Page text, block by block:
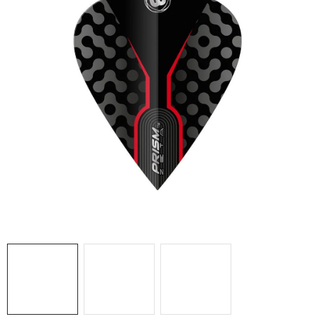
PRÍSLUŠENSTVO